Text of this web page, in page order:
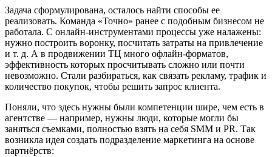
Задача сформулирована, осталось найти способы ее
реализовать. Команда «Точно» ранее с подобным бизнесом не
работала. С онлайн-инструментами процессы уже налажены:
нужно построить воронку, посчитать затраты на привлечение
и т. д. А в продвижении ТЦ много офлайн-форматов,
эффективность которых просчитывать сложно или почти
невозможно. Стали разбираться, как связать рекламу, трафик и
количество покупок, чтобы решить запрос клиента.
Поняли, что здесь нужны были компетенции шире, чем есть в
агентстве — например, нужны люди, которые могли бы
заняться съемками, полностью взять на себя SMM и PR. Так
возникла идея создать подразделение маркетинга на основе
партнёрств: